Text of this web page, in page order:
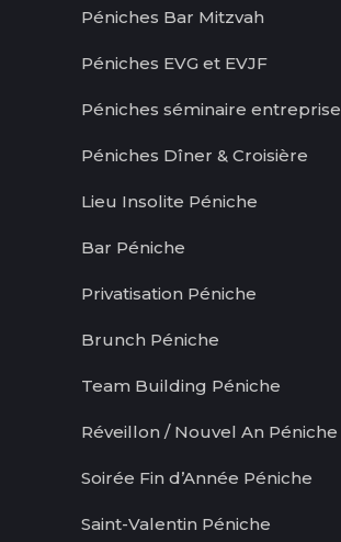
Péniches Bar Mitzvah
Péniches EVG et EVJF
Péniches séminaire entreprise
Péniches Dîner & Croisière
Lieu Insolite Péniche
Bar Péniche
Privatisation Péniche
Brunch Péniche
Team Building Péniche
Réveillon / Nouvel An Péniche
Soirée Fin d’Année Péniche
Saint-Valentin Péniche